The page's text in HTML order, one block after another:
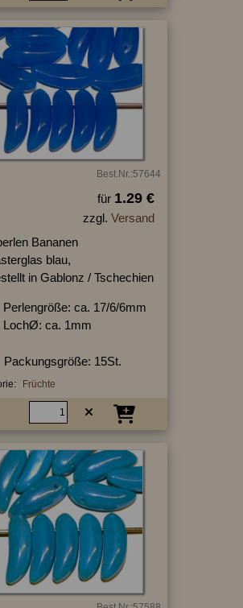
Best.Nr.:57644
für 1.29 €
zzgl. Versand
Bananen
blau,
in Gablonz / Tschechien
Perlengröße: ca. 17/6/6mm
LochØ: ca. 1mm
Packungsgröße: 15St.
Früchte